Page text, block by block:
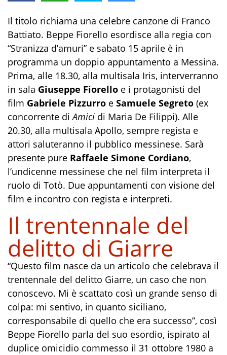
Il titolo richiama una celebre canzone di Franco
Battiato. Beppe Fiorello esordisce alla regia con
“Stranizza d’amuri” e sabato 15 aprile è in
programma un doppio appuntamento a Messina.
Prima, alle 18.30, alla multisala Iris, interverranno
in sala Giuseppe Fiorello e i protagonisti del
film Gabriele Pizzurro e Samuele Segreto (ex
concorrente diAmici di Maria De Filippi). Alle
20.30, alla multisala Apollo, sempre regista e
attori saluteranno il pubblico messinese. Sarà
presente pure Raffaele Simone Cordiano,
l’undicenne messinese che nel film interpreta il
ruolo di Totò. Due appuntamenti con visione del
film e incontro con regista e interpreti.
Il trentennale del
delitto di Giarre
“Questo film nasce da un articolo che celebrava il
trentennale del delitto Giarre, un caso che non
conoscevo. Mi è scattato così un grande senso di
colpa: mi sentivo, in quanto siciliano,
corresponsabile di quello che era successo”, così
Beppe Fiorello parla del suo esordio, ispirato al
duplice omicidio commesso il 31 ottobre 1980 a